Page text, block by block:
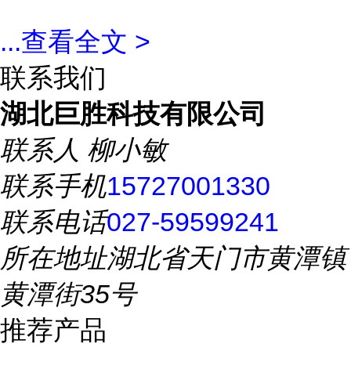
...查看全文 >
联系我们
湖北巨胜科技有限公司
联系人 柳小敏
联系手机15727001330
联系电话027-59599241
所在地址湖北省天门市黄潭镇
黄潭街35号
推荐产品